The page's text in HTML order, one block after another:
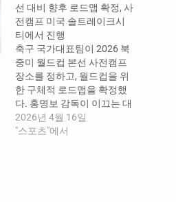
선 대비 향후 로드맵 확정, 사
전캠프 미국 솔트레이크시
티에서 진행
축구 국가대표팀이 2026 북
중미 월드컵 본선 사전캠프
장소를 정하고, 월드컵을 위
한 구체적 로드맵을 확정했
다. 홍명보 감독이 이끄는 대
한민국 축구 국가대표팀은
월드컵 조별리그 베이스캠
2026년 4월 16일
"스포츠"에서